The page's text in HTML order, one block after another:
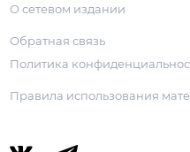
О сетевом издании
Обратная связь
Политика
Правила использования